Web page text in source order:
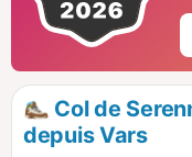
Col de
depuis Vars